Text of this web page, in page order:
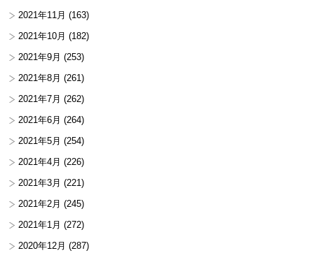
2021年11月 (163)
2021年10月 (182)
2021年9月 (253)
2021年8月 (261)
2021年7月 (262)
2021年6月 (264)
2021年5月 (254)
2021年4月 (226)
2021年3月 (221)
2021年2月 (245)
2021年1月 (272)
2020年12月 (287)